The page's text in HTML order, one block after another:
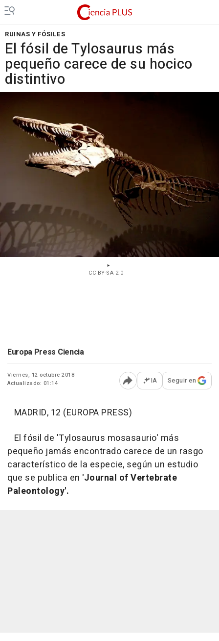
RUINAS Y FÓSILES
El fósil de Tylosaurus más
pequeño carece de su hocico
distintivo
CC BY-SA 2.0
Europa Press Ciencia
Viernes, 12 octubre 2018
Actualizado: 01:14
Abrir opciones para
IA Seguir en
MADRID, 12 (EUROPA PRESS)
El fósil de 'Tylosaurus mosasaurio' más
pequeño jamás encontrado carece de un rasgo
característico de la especie, según un estudio
que se publica en 'Journal of Vertebrate
Paleontology'.